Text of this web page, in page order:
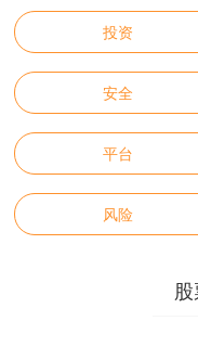
投资
安全
平台
风险